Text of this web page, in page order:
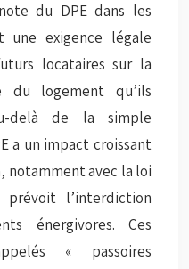
du DPE dans les
une exigence légale
locataires sur la
du logement qu’ils
delà de la simple
a un impact croissant
notamment avec la loi
l’interdiction
énergivores. Ces
« passoires